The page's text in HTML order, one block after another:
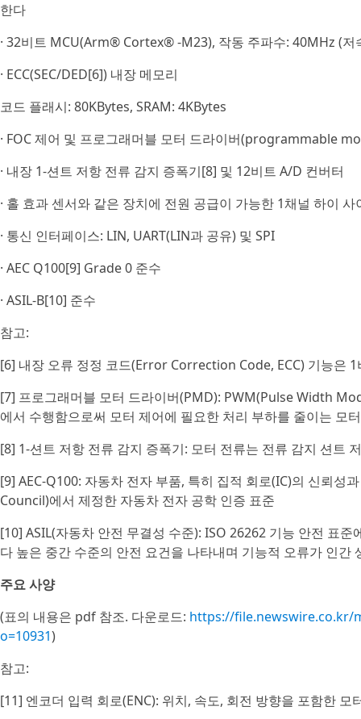
한다
· 32비트 MCU(Arm® Cortex® -M23), 작동 주파수: 40MHz (저
· ECC(SEC/DED[6]) 내장 메모리
코드 플래시: 80KBytes, SRAM: 4KBytes
· FOC 제어 및 프로그래머블 모터 드라이버(programmable
· 내장 1-션트 저항 전류 감지 증폭기[8] 및 12비트 A/D 컨버터
· 홀 효과 센서와 같은 장치에 전원 공급이 가능한 1채널 하이
· 통신 인터페이스: LIN, UART(LIN과 공유) 및 SPI
· AEC Q100[9] Grade 0 준수
· ASIL‑B[10] 준수
참고:
[6] 내장 오류 정정 코드(Error Correction Code, ECC) 기능은
[7] 프로그래머블 모터 드라이버(PMD): PWM(Pulse Width
에서 수행함으로써 모터 제어에 필요한 처리 부하를 줄이는 모
[8] 1-션트 저항 전류 감지 증폭기: 모터 전류는 전류 감지 션트
[9] AEC-Q100: 자동차 전자 부품, 특히 집적 회로(IC)의 신뢰
Council)에서 제정한 자동차 전자 공학 인증 표준
[10] ASIL(자동차 안전 무결성 수준): ISO 26262 기능 안전 표
다 높은 중간 수준의 안전 요건을 나타내며 기능적 오류가 인
주요 사양
(표의 내용은 pdf 참조. 다운로드: https://file.newswire.co.kr/
o=10931)
참고:
[11] 엔코더 입력 회로(ENC): 위치, 속도, 회전 방향을 포함한